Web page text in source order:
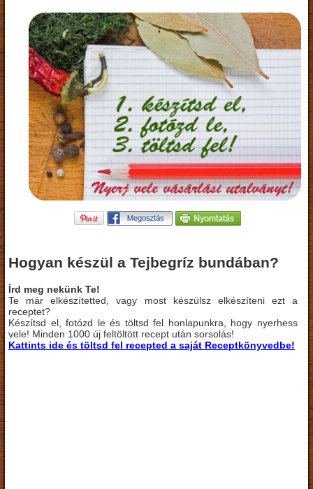
Hogyan készül a Tejbegríz bundában?
Írd meg nekünk Te!
Te már elkészítetted, vagy most készülsz elkészíteni ezt a
receptet?
Készítsd el, fotózd le és töltsd fel honlapunkra, hogy nyerhess
vele! Minden 1000 új feltöltött recept után sorsolás!
Kattints ide és töltsd fel recepted a saját Receptkönyvedbe!